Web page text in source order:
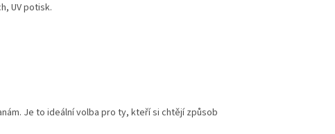
UV potisk.
Je to ideální volba pro ty, kteří si chtějí způsob